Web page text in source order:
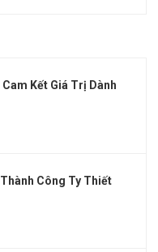
Kết Giá Trị Dành
Công Ty Thiết